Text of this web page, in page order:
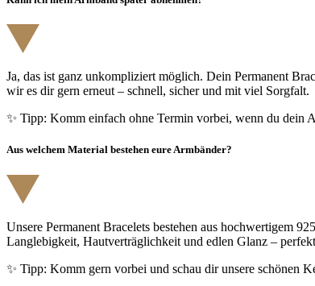
Ja, das ist ganz unkompliziert möglich. Dein Permanent
wir es dir gern erneut – schnell, sicher und mit viel Sorgfalt.
✨ Tipp: Komm einfach ohne Termin vorbei, wenn du dein
Aus welchem Material bestehen eure Armbänder?
Unsere Permanent Bracelets bestehen aus hochwertigem
Langlebigkeit, Hautverträglichkeit und edlen Glanz –
✨ Tipp: Komm gern vorbei und schau dir unsere schönen